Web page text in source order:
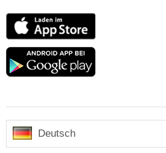
App
Store
Google
Deutsch